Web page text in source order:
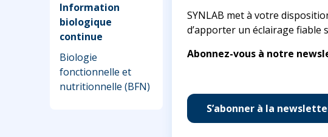
Information
biologique
continue
Biologie
fonctionnelle et
nutritionnelle (BFN)
SYNLAB met à votre
d’apporter un éclairage fiable
Abonnez-vous à notre
S’abonner à la